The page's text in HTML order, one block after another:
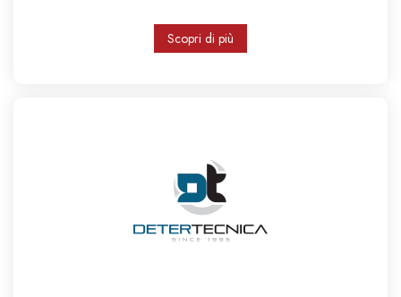
Scopri di più